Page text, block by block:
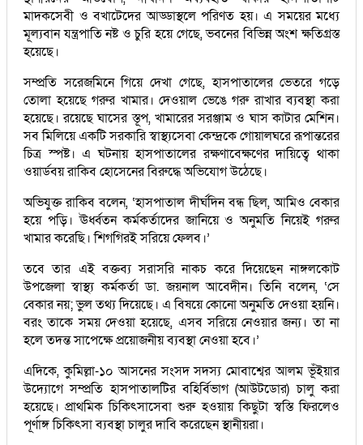
মাদকসেবী ও বখাটেদের আড্ডাস্থলে পরিণত হয়। এ সময়ের মধ্যে
মূল্যবান যন্ত্রপাতি নষ্ট ও চুরি হয়ে গেছে, ভবনের বিভিন্ন অংশ ক্ষতিগ্রস্ত
হয়েছে।
সম্প্রতি সরেজমিনে গিয়ে দেখা গেছে, হাসপাতালের ভেতরে গড়ে
তোলা হয়েছে গরুর খামার। দেওয়াল ভেঙে গরু রাখার ব্যবস্থা করা
হয়েছে। রয়েছে ঘাসের স্তূপ, খামারের সরঞ্জাম ও ঘাস কাটার মেশিন।
সব মিলিয়ে একটি সরকারি স্বাস্থ্যসেবা কেন্দ্রকে গোয়ালঘরে রূপান্তরের
চিত্র স্পষ্ট। এ ঘটনায় হাসপাতালের রক্ষণাবেক্ষণের দায়িত্বে থাকা
ওয়ার্ডবয় রাকিব হোসেনের বিরুদ্ধে অভিযোগ উঠেছে।
অভিযুক্ত রাকিব বলেন, ‘হাসপাতাল দীর্ঘদিন বন্ধ ছিল, আমিও বেকার
হয়ে পড়ি। ঊর্ধ্বতন কর্মকর্তাদের জানিয়ে ও অনুমতি নিয়েই গরুর
খামার করেছি। শিগগিরই সরিয়ে ফেলব।’
তবে তার এই বক্তব্য সরাসরি নাকচ করে দিয়েছেন নাঙ্গলকোট
উপজেলা স্বাস্থ্য কর্মকর্তা ডা. জয়নাল আবেদীন। তিনি বলেন, ‘সে
বেকার নয়; ভুল তথ্য দিয়েছে। এ বিষয়ে কোনো অনুমতি দেওয়া হয়নি।
বরং তাকে সময় দেওয়া হয়েছে, এসব সরিয়ে নেওয়ার জন্য। তা না
হলে তদন্ত সাপেক্ষে প্রয়োজনীয় ব্যবস্থা নেওয়া হবে।’
এদিকে, কুমিল্লা-১০ আসনের সংসদ সদস্য মোবাশ্বের আলম ভূঁইয়ার
উদ্যোগে সম্প্রতি হাসপাতালটির বহির্বিভাগ (আউটডোর) চালু করা
হয়েছে। প্রাথমিক চিকিৎসাসেবা শুরু হওয়ায় কিছুটা স্বস্তি ফিরলেও
পূর্ণাঙ্গ চিকিৎসা ব্যবস্থা চালুর দাবি করেছেন স্থানীয়রা।